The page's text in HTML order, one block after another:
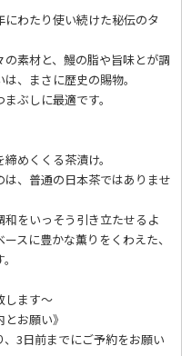
にわたり使い続けた秘伝のタ
素材と、鰻の脂や旨味とが調
、まさに歴史の賜物。
ぶしに最適です。
めくくる茶漬け。
は、普通の日本茶ではありませ
をいっそう引き立たせるよ
スに豊かな薫りをくわえた、
します～
お願い》
3日前までにご予約をお願い